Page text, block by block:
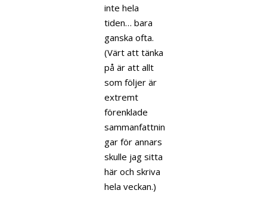
inte hela
tiden… bara
ganska ofta.
(Värt att tänka
på är att allt
som följer är
extremt
förenklade
sammanfattnin
gar för annars
skulle jag sitta
här och skriva
hela veckan.)